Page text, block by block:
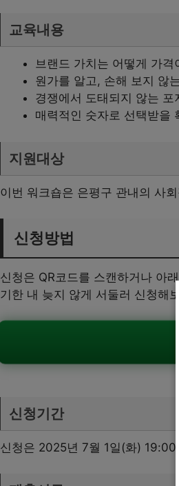
교육내용
브랜드 가치는 어떻게 가격
원가를 알고, 손해 보지 않
경쟁에서 도태되지 않는 포
매력적인 숫자로 선택받을
지원대상
이번 워크숍은 은평구 관내의 사
신청방법
신청은 QR코드를 스캔하거나 아
기한 내 늦지 않게 서둘러 신청해보
신청기간
신청은 2025년 7월 1일(화)